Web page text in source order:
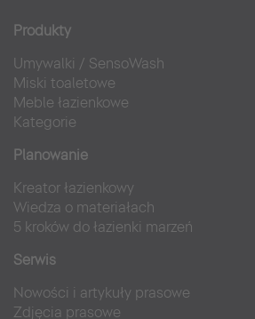
Produkty
Umywalki / SensoWash
Miski toaletowe
Meble łazienkowe
Kategorie
Planowanie
Kreator łazienkowy
Wiedza o materiałach
5 kroków do łazienki marzeń
Serwis
Nowości i artykuły prasowe
Zdjęcia prasowe